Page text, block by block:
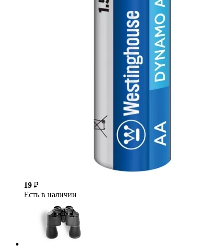
19 ₽
Есть в наличии